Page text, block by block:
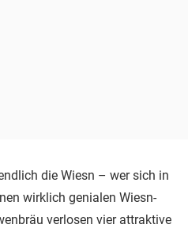
die Wiesn – wer sich in
wirklich genialen Wiesn-
verlosen vier attraktive